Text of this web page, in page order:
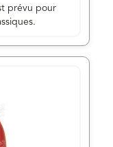
prévu pour